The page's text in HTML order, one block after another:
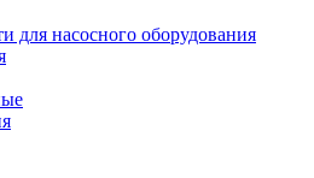
для насосного оборудования